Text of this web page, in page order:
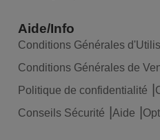
Aide/Info
Conditions Générales
Conditions Générales de
Politique de confidentialité
Conseils Sécurité
Aide